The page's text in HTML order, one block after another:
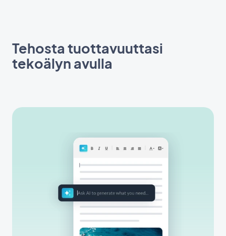
Tehosta tuottavuuttasi
tekoälyn avulla